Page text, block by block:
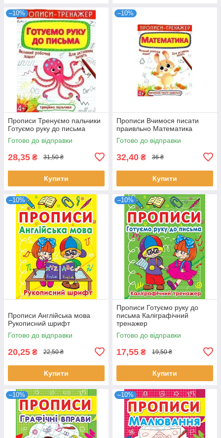
–10%
Прописи Тренуємо пальчики
Готуємо руку до письма
Готово до відправки
28,35 ₴ 31,50 ₴
Купити
–10%
Прописи Вчимося писати
праивльно Математика
Готово до відправки
32,40 ₴ 36 ₴
Купити
–10%
Прописи Англійська мова
Рукописний шрифт
Готово до відправки
20,25 ₴ 22,50 ₴
Купити
–10%
Прописи Готуємо руку до
письма Каліграфічний
тренажер
Готово до відправки
17,55 ₴ 19,50 ₴
Купити
–10% –10%